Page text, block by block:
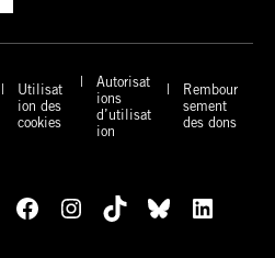
Utilisat
ion des
cookies
Autorisat
ions
d’utilisat
ion
Rembour
sement
des dons
Facebook Instagram TikTok Bluesky
LinkedIn